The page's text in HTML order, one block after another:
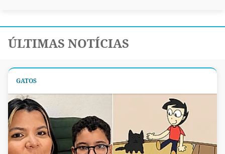
ÚLTIMAS NOTÍCIAS
GATOS